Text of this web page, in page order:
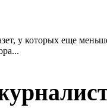
у которых еще